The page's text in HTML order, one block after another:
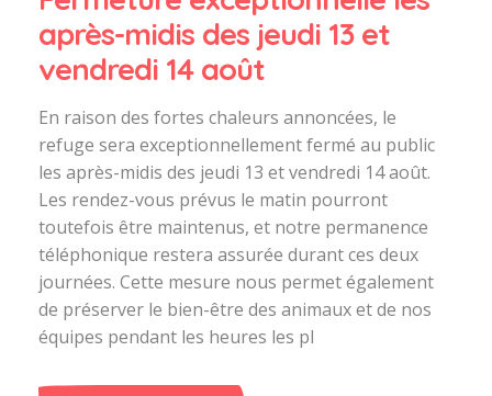
après-midis des jeudi 13 et
vendredi 14 août
En raison des fortes chaleurs annoncées, le
refuge sera exceptionnellement fermé au public
les après-midis des jeudi 13 et vendredi 14 août.
Les rendez-vous prévus le matin pourront
toutefois être maintenus, et notre permanence
téléphonique restera assurée durant ces deux
journées. Cette mesure nous permet également
de préserver le bien-être des animaux et de nos
équipes pendant les heures les pl